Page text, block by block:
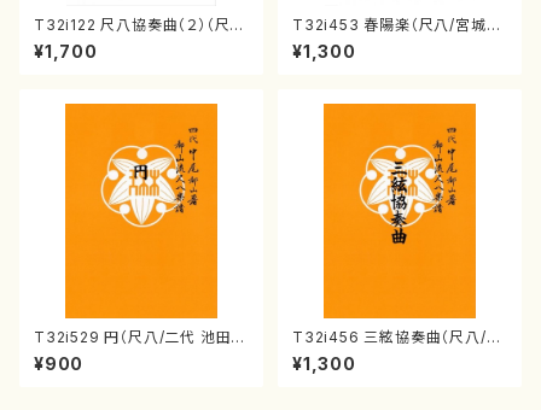
T32i122 尺八協奏曲（２）（尺
八/二代 山本邦山/尺八/都山式
譜）都山流公刊楽譜曲番:571
¥1,700
T32i453 春陽楽（尺八/宮城道
雄/楽譜）都山流公刊楽譜曲番:2
160
¥1,300
T32i529 円（尺八/二代 池田静
山/楽譜）都山流公刊楽譜曲番:2
238
¥900
T32i456 三絃協奏曲（尺八/中
能島欣一/楽譜）都山流公刊楽譜
曲番:2164
¥1,300